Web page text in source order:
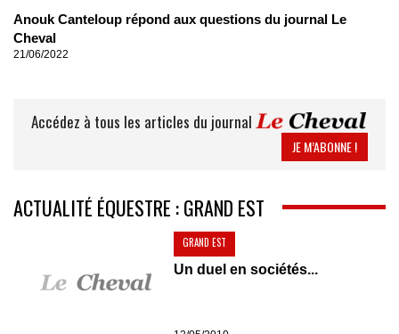
Anouk Canteloup répond aux questions du journal Le
Cheval
21/06/2022
Accédez à tous les articles du journal
JE M’ABONNE !
ACTUALITÉ ÉQUESTRE : GRAND EST
GRAND EST
Un duel en sociétés...